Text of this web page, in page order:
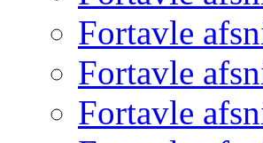
Fortavle
Fortavle
Fortavle